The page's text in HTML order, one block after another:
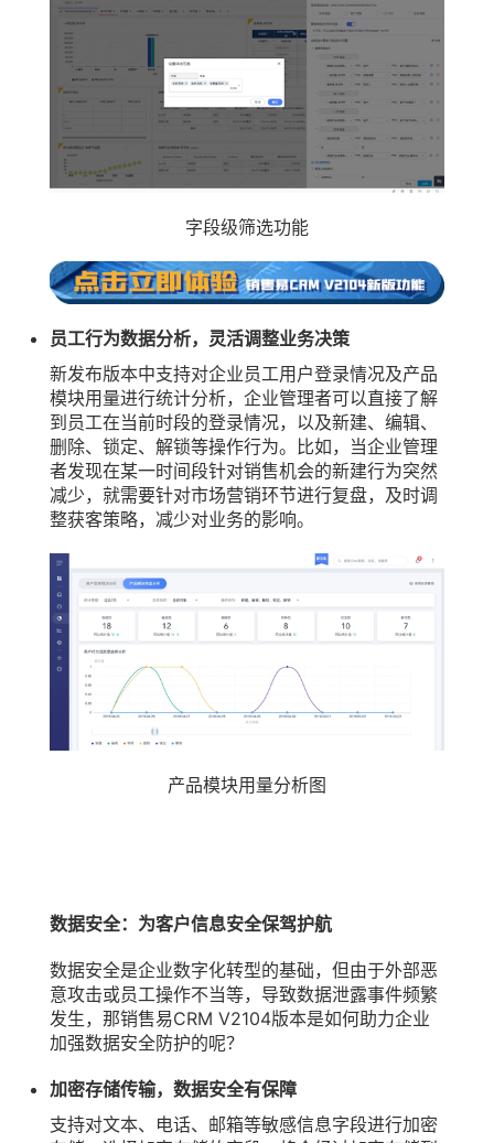
字段级筛选功能
员工行为数据分析，灵活调整业务决策
新发布版本中支持对企业员工用户登录情况及产品
模块用量进行统计分析，企业管理者可以直接了解
到员工在当前时段的登录情况，以及新建、编辑、
删除、锁定、解锁等操作行为。比如，当企业管理
者发现在某一时间段针对销售机会的新建行为突然
减少，就需要针对市场营销环节进行复盘，及时调
整获客策略，减少对业务的影响。
产品模块用量分析图
数据安全：为客户信息安全保驾护航
数据安全是企业数字化转型的基础，但由于外部恶
意攻击或员工操作不当等，导致数据泄露事件频繁
发生，那销售易CRM V2104版本是如何助力企业
加强数据安全防护的呢？
加密存储传输，数据安全有保障
支持对文本、电话、邮箱等敏感信息字段进行加密